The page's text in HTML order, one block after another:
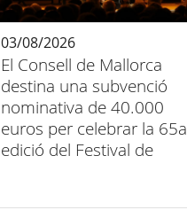
El Consell de Mallorca
destina una subvenció
nominativa de 40.000
euros per celebrar la 65a
edició del Festival de
03/08/2026